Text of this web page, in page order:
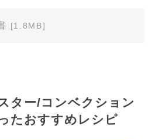
客様ご相談センター」まで、ご
うお願いします（※）。ただ
載されている取扱説明書の対象機
の理由でご購入できない場合も
かじめご了承ください。
[1.8MB]
ター/コンベクション
たおすすめレシピ